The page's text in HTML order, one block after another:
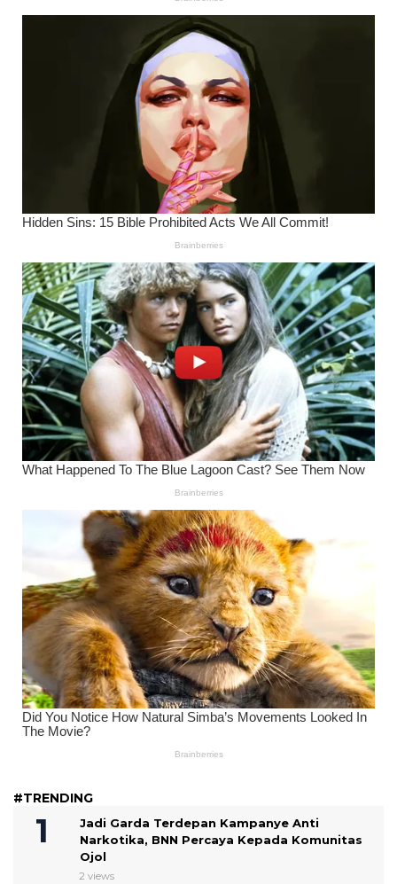
#TRENDING
Jadi Garda Terdepan Kampanye Anti
Narkotika, BNN Percaya Kepada Komunitas
Ojol
2 views